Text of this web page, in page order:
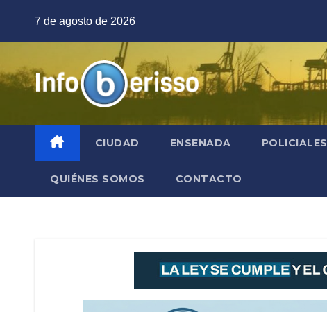
7 de agosto de 2026
CIUDAD ENSENADA POLICIALES
QUIÉNES SOMOS CONTACTO